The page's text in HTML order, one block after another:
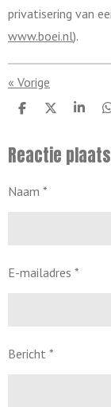
privatisering van
www.boei.nl).
« Vorige
D
e
n
D
l
S
r
e
Reactie
Naam *
E-mailadres *
Bericht *